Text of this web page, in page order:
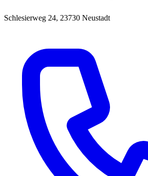
Schlesierweg 24, 23730 Neustadt